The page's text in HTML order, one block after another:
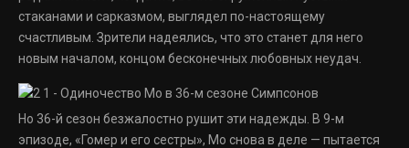
стаканами и сарказмом, выглядел по-настоящему
счастливым. Зрители надеялись, что это станет для него
новым началом, концом бесконечных любовных неудач.
Но 36-й сезон безжалостно рушит эти надежды. В 9-м
эпизоде, «Гомер и его сестры», Мо снова в деле — пытается